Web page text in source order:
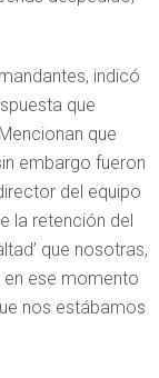
indicó
que
que
embargo fueron
del equipo
la retención del
que nosotras,
en ese momento
nos estábamos